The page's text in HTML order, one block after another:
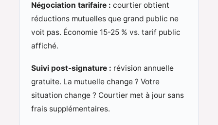
Négociation tarifaire : courtier obtient
réductions mutuelles que grand public ne
voit pas. Économie 15-25 % vs. tarif public
affiché.
Suivi post-signature : révision annuelle
gratuite. La mutuelle change ? Votre
situation change ? Courtier met à jour sans
frais supplémentaires.